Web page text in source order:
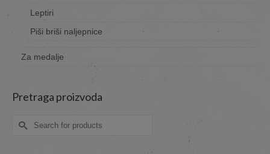
Leptiri
Piši briši naljepnice
Za medalje
Pretraga proizvoda
Search